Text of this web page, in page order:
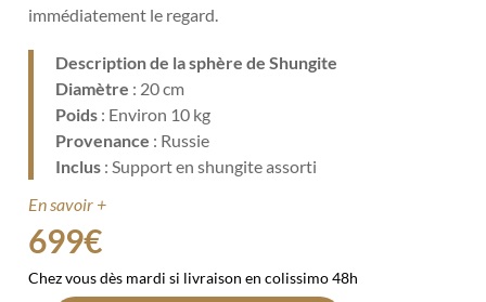
immédiatement le regard.
Description de la sphère de Shungite
Diamètre : 20 cm
Poids : Environ 10 kg
Provenance : Russie
Inclus : Support en shungite assorti
En savoir +
699€
Chez vous dès mardi si livraison en colissimo 48h